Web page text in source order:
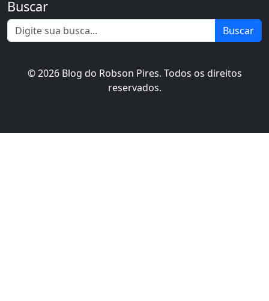
Buscar
Buscar
© 2026 Blog do Robson Pires. Todos os direitos
reservados.